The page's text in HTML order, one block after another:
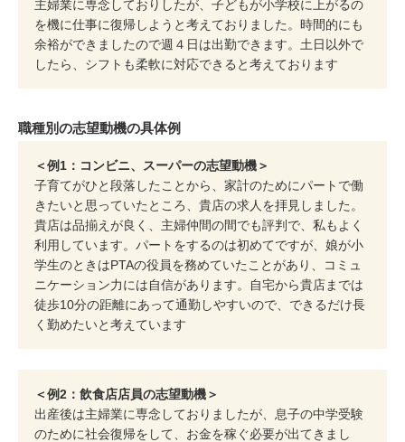
主婦業に専念しておりしたが、子どもが小学校に上がるの
を機に仕事に復帰しようと考えておりました。時間的にも
余裕ができましたので週４日は出勤できます。土日以外で
したら、シフトも柔軟に対応できると考えております
職種別の志望動機の具体例
＜例1：コンビニ、スーパーの志望動機＞
子育てがひと段落したことから、家計のためにパートで働
きたいと思っていたところ、貴店の求人を拝見しました。
貴店は品揃えが良く、主婦仲間の間でも評判で、私もよく
利用しています。パートをするのは初めてですが、娘が小
学生のときはPTAの役員を務めていたことがあり、コミュ
ニケーション力には自信があります。自宅から貴店までは
徒歩10分の距離にあって通勤しやすいので、できるだけ長
く勤めたいと考えています
＜例2：飲食店店員の志望動機＞
出産後は主婦業に専念しておりましたが、息子の中学受験
のために社会復帰をして、お金を稼ぐ必要が出てきまし